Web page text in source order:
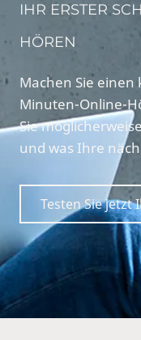
IHR ERSTER
HÖREN
Machen Sie
Minuten-Online-
Sie
und was Ihre
Testen Sie jetzt